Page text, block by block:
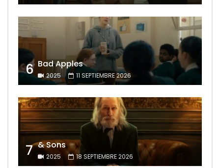
6 Bad Apples
2025 11 SEPTIEMBRE 2026
7 & Sons
2025 18 SEPTIEMBRE 2026